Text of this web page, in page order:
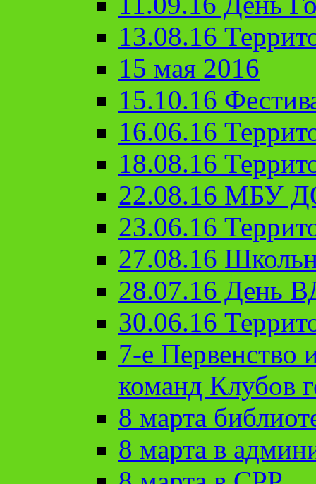
13.08.16
15 мая 2016
15.10.16
16.06.16
18.08.16
22.08.16 МБУ
23.06.16
27.08.16
28.07.16 День
30.06.16
7-е Первенство
команд Клубов
8 марта
8 марта в